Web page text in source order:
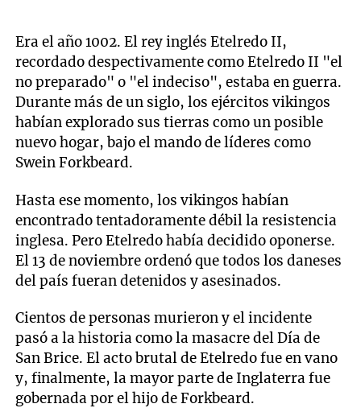
Era el año 1002. El rey inglés Etelredo II,
recordado despectivamente como Etelredo II "el
no preparado" o "el indeciso", estaba en guerra.
Durante más de un siglo, los ejércitos vikingos
habían explorado sus tierras como un posible
nuevo hogar, bajo el mando de líderes como
Swein Forkbeard.
Hasta ese momento, los vikingos habían
encontrado tentadoramente débil la resistencia
inglesa. Pero Etelredo había decidido oponerse.
El 13 de noviembre ordenó que todos los daneses
del país fueran detenidos y asesinados.
Cientos de personas murieron y el incidente
pasó a la historia como la masacre del Día de
San Brice. El acto brutal de Etelredo fue en vano
y, finalmente, la mayor parte de Inglaterra fue
gobernada por el hijo de Forkbeard.